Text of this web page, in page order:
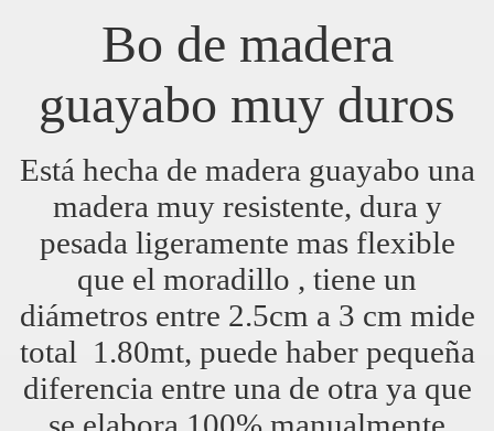
Bo de madera
guayabo muy duros
Está hecha de madera guayabo una
madera muy resistente, dura y
pesada ligeramente mas flexible
que el moradillo , tiene un
diámetros entre 2.5cm a 3 cm mide
total 1.80mt, puede haber pequeña
diferencia entre una de otra ya que